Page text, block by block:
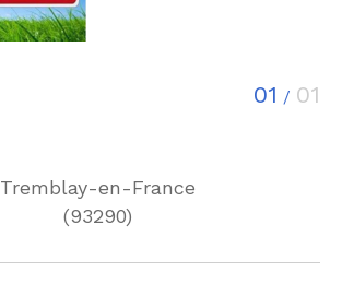
01 / 01
Tremblay-en-France
(93290)